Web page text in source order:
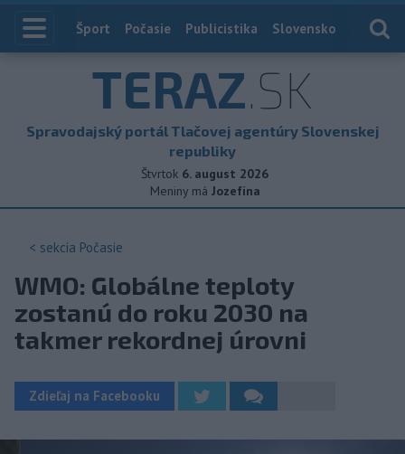
Index
Šport Počasie Publicistika Slovensko
TERAZ.SK
Spravodajský portál Tlačovej agentúry Slovenskej
republiky
Štvrtok 6. august 2026
Meniny má Jozefína
< sekcia Počasie
WMO: Globálne teploty
zostanú do roku 2030 na
takmer rekordnej úrovni
Zdieľaj na Facebooku